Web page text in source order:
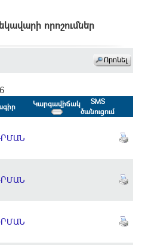
որոշումներ
Կարգավիճակ
SMS
ծանուցում